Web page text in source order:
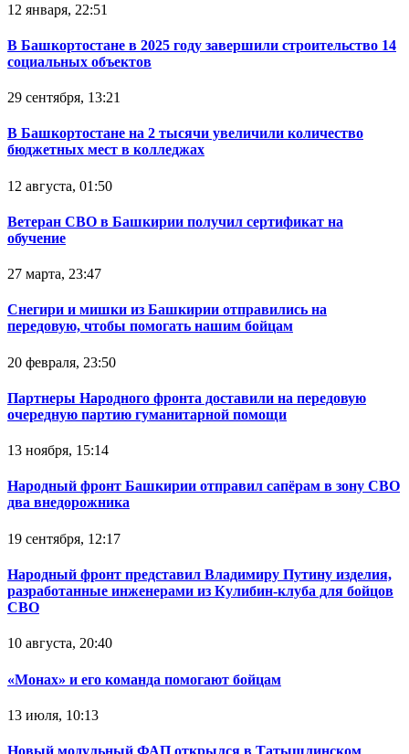
12 января, 22:51
В Башкортостане в 2025 году завершили строительство 14
социальных объектов
29 сентября, 13:21
В Башкортостане на 2 тысячи увеличили количество
бюджетных мест в колледжах
12 августа, 01:50
Ветеран СВО в Башкирии получил сертификат на
обучение
27 марта, 23:47
Снегири и мишки из Башкирии отправились на
передовую, чтобы помогать нашим бойцам
20 февраля, 23:50
Партнеры Народного фронта доставили на передовую
очередную партию гуманитарной помощи
13 ноября, 15:14
Народный фронт Башкирии отправил сапёрам в зону СВО
два внедорожника
19 сентября, 12:17
Народный фронт представил Владимиру Путину изделия,
разработанные инженерами из Кулибин-клуба для бойцов
СВО
10 августа, 20:40
«Монах» и его команда помогают бойцам
13 июля, 10:13
Новый модульный ФАП открылся в Татышлинском